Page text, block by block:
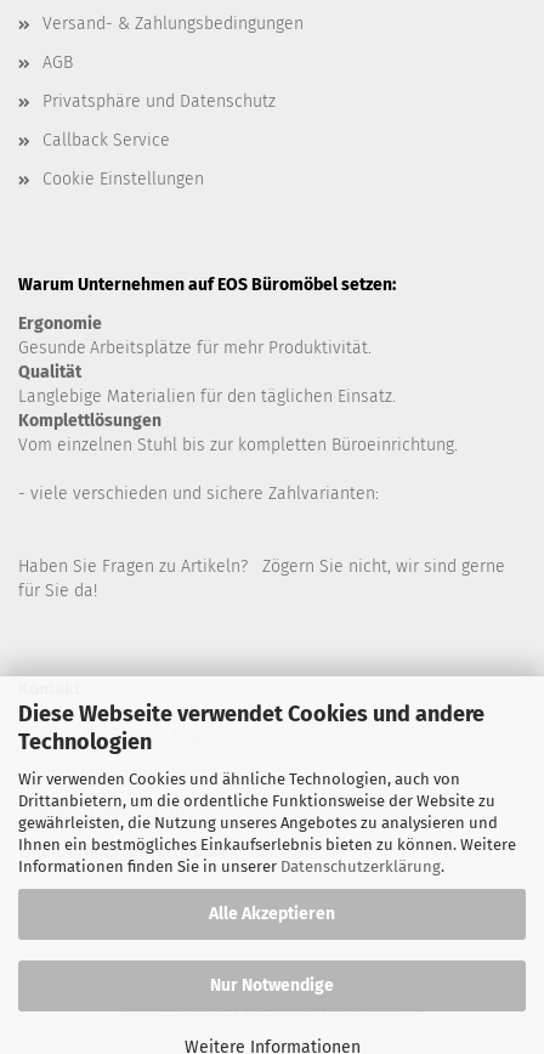
Diese Webseite verwendet Cookies und andere
Technologien
Wir verwenden Cookies und ähnliche Technologien, auch von
Drittanbietern, um die ordentliche Funktionsweise der Website zu
gewährleisten, die Nutzung unseres Angebotes zu analysieren und
Ihnen ein bestmögliches Einkaufserlebnis bieten zu können. Weitere
Informationen finden Sie in unserer Datenschutzerklärung.
Alle Akzeptieren
Nur Notwendige
Weitere Informationen
Versand- & Zahlungsbedingungen
AGB
Privatsphäre und Datenschutz
Callback Service
Cookie Einstellungen
Warum Unternehmen auf EOS Büromöbel setzen:
Ergonomie
Gesunde Arbeitsplätze für mehr Produktivität.
Qualität
Langlebige Materialien für den täglichen Einsatz.
Komplettlösungen
Vom einzelnen Stuhl bis zur kompletten Büroeinrichtung.
- viele verschieden und sichere Zahlvarianten:
Haben Sie Fragen zu Artikeln? Zögern Sie nicht, wir sind gerne
für Sie da!
Wir sind für Sie wie folgt erreichbar:
Montag bis Donnerstag von 9 bis 16 Uhr
Telefon: 02445-8517300
Email: office@eosgroup.de
Onlineshop der EOS GmbH2007-2026 ©